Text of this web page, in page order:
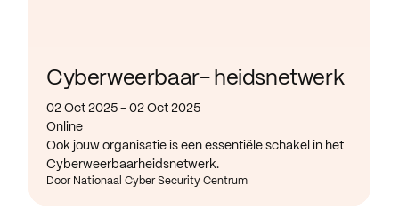
Cyberweerbaar- heidsnetwerk
02 Oct 2025 - 02 Oct 2025
Online
Ook jouw organisatie is een essentiële schakel in het
Cyberweerbaarheidsnetwerk.
Door Nationaal Cyber Security Centrum